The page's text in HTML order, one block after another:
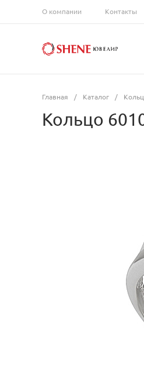
О компании Контакты
Главная / Каталог /
Кольцо